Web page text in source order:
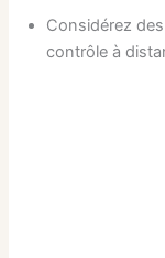
Considérez
contrôle à